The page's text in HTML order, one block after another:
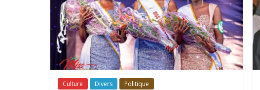
Culture Divers Politique